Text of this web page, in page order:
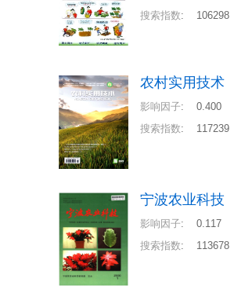
搜索指数: 106298
农村实用技术
影响因子: 0.400
搜索指数: 117239
宁波农业科技
影响因子: 0.117
搜索指数: 113678